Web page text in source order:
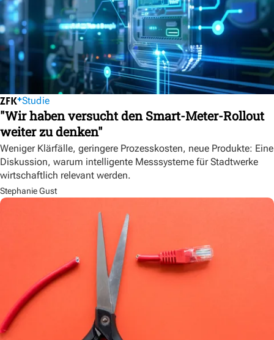
Studie
"Wir haben versucht den Smart-Meter-Rollout
weiter zu denken"
Weniger Klärfälle, geringere Prozesskosten, neue Produkte: Eine
Diskussion, warum intelligente Messsysteme für Stadtwerke
wirtschaftlich relevant werden.
Stephanie Gust